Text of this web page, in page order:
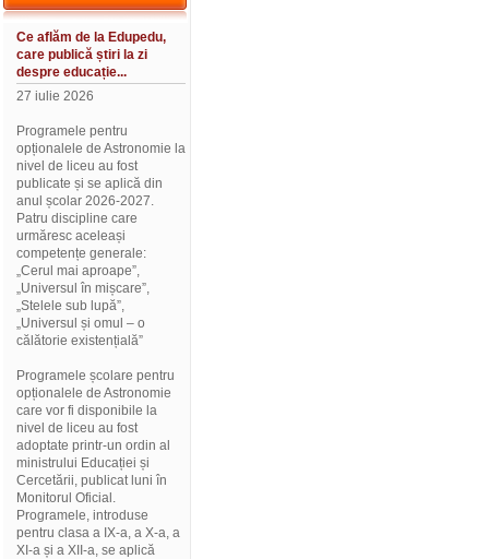
Ce aflăm de la Edupedu,
care publică știri la zi
despre educație...
27 iulie 2026
Programele pentru
opționalele de Astronomie la
nivel de liceu au fost
publicate și se aplică din
anul școlar 2026-2027.
Patru discipline care
urmăresc aceleași
competențe generale:
„Cerul mai aproape”,
„Universul în mișcare”,
„Stelele sub lupă”,
„Universul și omul – o
călătorie existențială”
Programele școlare pentru
opționalele de Astronomie
care vor fi disponibile la
nivel de liceu au fost
adoptate printr-un ordin al
ministrului Educației și
Cercetării, publicat luni în
Monitorul Oficial.
Programele, introduse
pentru clasa a IX-a, a X-a, a
XI-a și a XII-a, se aplică